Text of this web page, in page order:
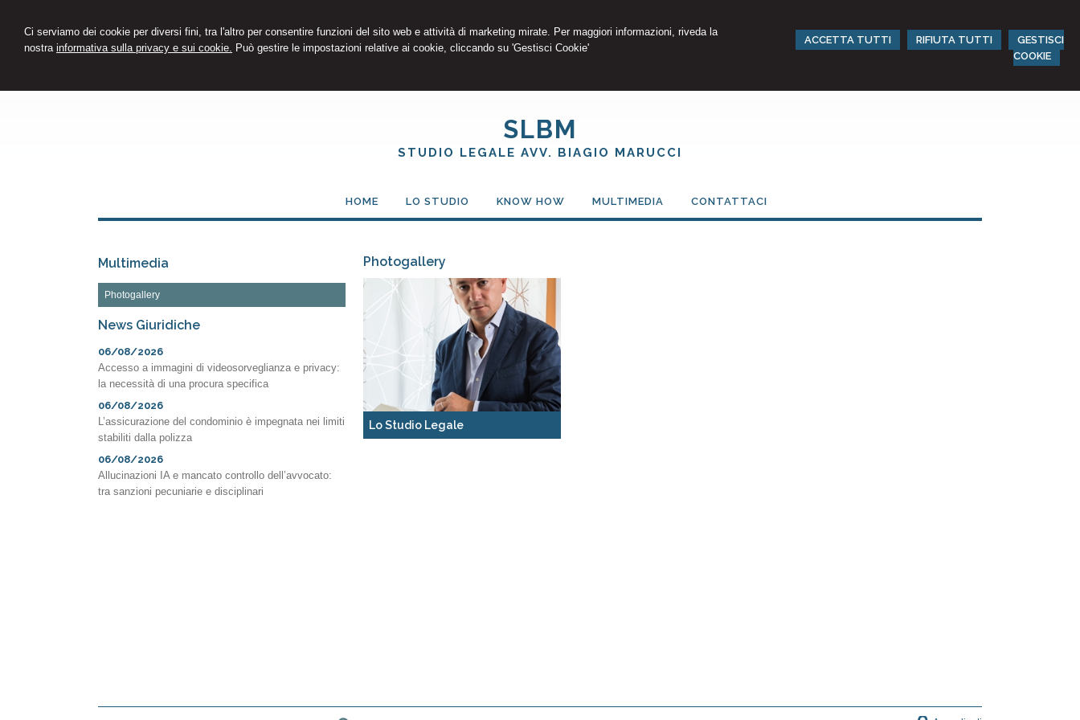
Ci serviamo dei cookie per diversi fini, tra l'altro per consentire funzioni del sito web e attività di marketing mirate. Per maggiori informazioni, riveda la
nostra informativa sulla privacy e sui cookie. Può gestire le impostazioni relative ai cookie, cliccando su 'Gestisci Cookie'
ACCETTA TUTTI RIFIUTA TUTTI
GESTISCI
COOKIE
SLBM
STUDIO LEGALE AVV. BIAGIO MARUCCI
HOME LO STUDIO KNOW HOW MULTIMEDIA CONTATTACI
Photogallery
Lo Studio Legale
Multimedia
Photogallery
News Giuridiche
06/08/2026
Accesso a immagini di videosorveglianza e privacy:
la necessità di una procura specifica
06/08/2026
L’assicurazione del condominio è impegnata nei limiti
stabiliti dalla polizza
06/08/2026
Allucinazioni IA e mancato controllo dell’avvocato:
tra sanzioni pecuniarie e disciplinari